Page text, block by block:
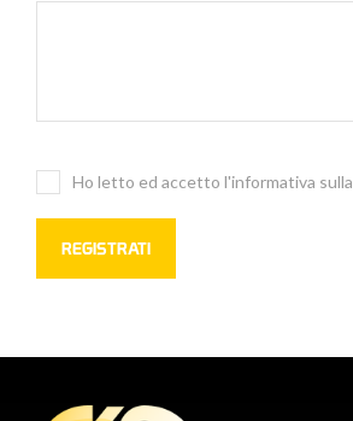
Ho letto ed accetto l'informativa sulla